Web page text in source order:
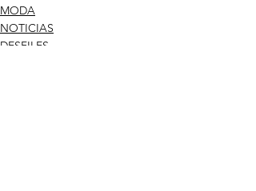
MODA
NOTICIAS
DESFILES